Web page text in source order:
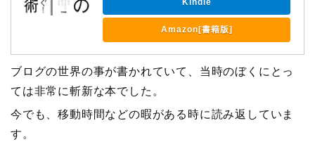
Kindle
Amazon[書籍版]
ブログの世界の事が書かれていて、当時のぼくにとっ
ては非常に斬新な本でした。
今でも、移動時間などの暇がある時に読み返していま
す。